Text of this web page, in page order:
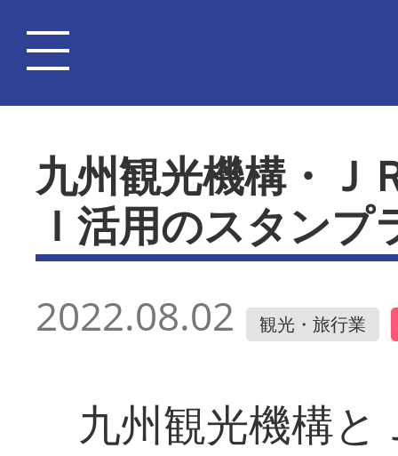
九州観光機構・
Ｉ活用のスタンプ
2022.08.02 観光・旅行業
九州観光機構と